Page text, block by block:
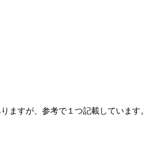
すが、参考で１つ記載しています。